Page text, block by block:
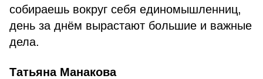
собираешь вокруг себя единомышленниц,
день за днём вырастают большие и важные
дела.
Татьяна Манакова